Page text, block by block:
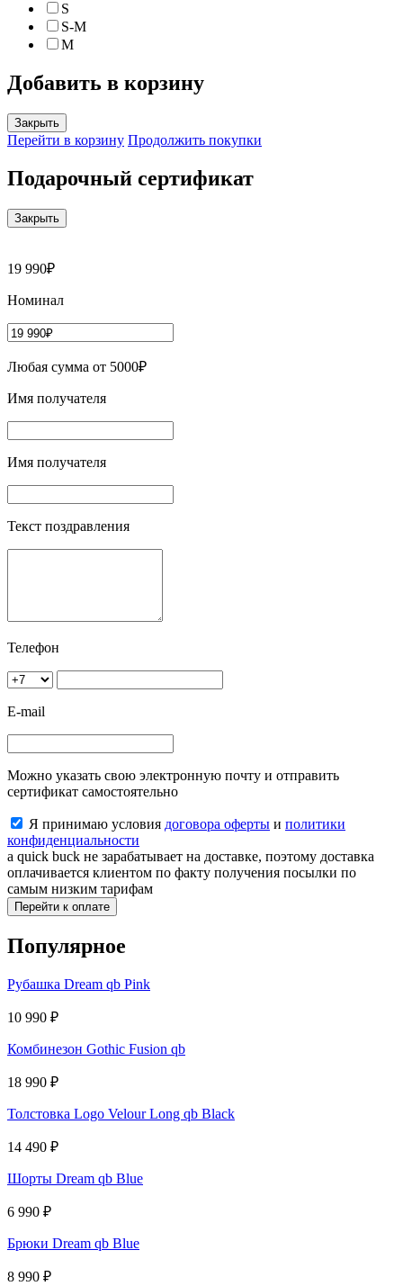
S
S-M
M
Добавить в корзину
Закрыть
Перейти в корзину Продолжить покупки
Подарочный сертификат
Закрыть
19 990₽
Номинал
Любая сумма от 5000₽
Имя получателя
Имя получателя
Текст поздравления
Телефон
E-mail
Можно указать свою электронную почту и отправить
сертификат самостоятельно
Я принимаю условия договора оферты и политики
конфиденциальности
a quick buck не зарабатывает на доставке, поэтому доставка
оплачивается клиентом по факту получения посылки по
самым низким тарифам
Перейти к оплате
Популярное
Рубашка Dream qb Pink
10 990 ₽
Комбинезон Gothic Fusion qb
18 990 ₽
Толстовка Logo Velour Long qb Black
14 490 ₽
Шорты Dream qb Blue
6 990 ₽
Брюки Dream qb Blue
8 990 ₽